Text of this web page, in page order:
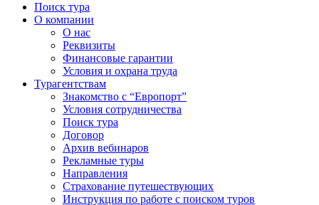
Поиск тура
О компании
О нас
Реквизиты
Финансовые гарантии
Условия и охрана труда
Турагентствам
Знакомство с “Европорт”
Условия сотрудничества
Поиск тура
Договор
Архив вебинаров
Рекламные туры
Направления
Страхование путешествующих
Инструкция по работе с поиском туров